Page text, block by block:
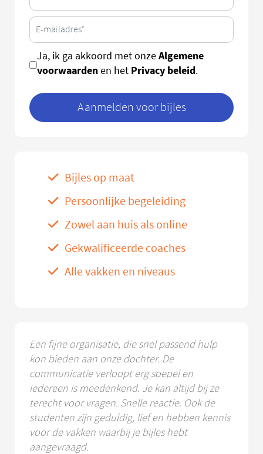
Ja, ik ga akkoord met onzeAlgemene
voorwaardenen het Privacy beleid.
Aanmelden voor bijles
Bijles op maat
Persoonlijke begeleiding
Zowel aan huis als online
Gekwalificeerde coaches
Alle vakken en niveaus
Een fijne organisatie, die snel passend hulp
kon bieden aan onze dochter. De
communicatie verloopt erg soepel en
iedereen is meedenkend. Je kan altijd bij ze
terecht voor vragen. Snelle reactie. Ook de
studenten zijn geduldig, lief en hebben kennis
voor de vakken waarbij je bijles hebt
aangevraagd.